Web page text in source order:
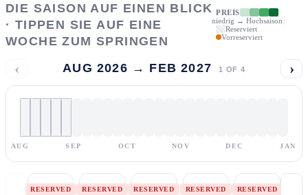
DIE SAISON AUF EINEN BLICK
· TIPPEN SIE AUF EINE
WOCHE ZUM SPRINGEN
PREIS
niedrig → Hochsaison
Reserviert
Vorreserviert
‹ AUG 2026 → FEB 2027 1 OF 4 ›
AUG SEP OCT NOV DEC JAN
RESERVED RESERVED RESERVED RESERVED RESERVED